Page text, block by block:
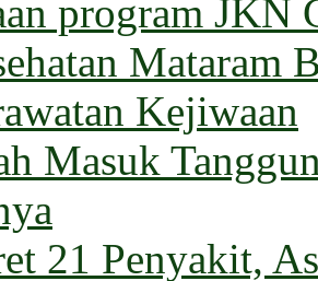
program JKN
Kejiwaan
Masuk
21 Penyakit,